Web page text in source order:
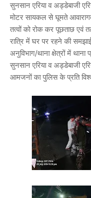
सुनसान एरिया व अड्डेबाजी
मोटर सायकल से घूमते
तत्वों को रोक कर पूछताछ एवं
रात्रि में घर पर रहने की
अनुविभाग/थाना क्षेत्रों में
सुनसान एरिया व अड्डेबाजी
आमजनों का पुलिस के प्रति